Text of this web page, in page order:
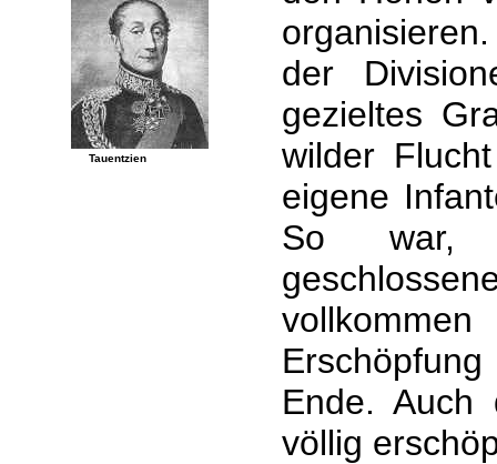
Tauentzien
der
gezieltes
wilder
eigene
So war,
Ende. Auch
völlig